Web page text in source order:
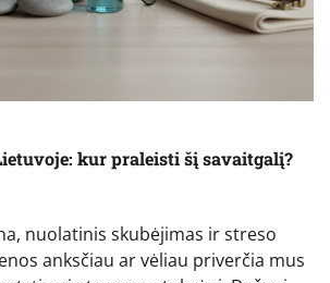
kur praleisti šį savaitgalį?
nuolatinis skubėjimas ir streso
anksčiau ar vėliau priverčia mus